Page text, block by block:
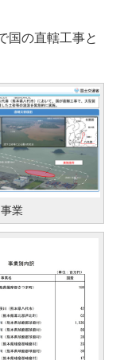
国の直轄工事と
業